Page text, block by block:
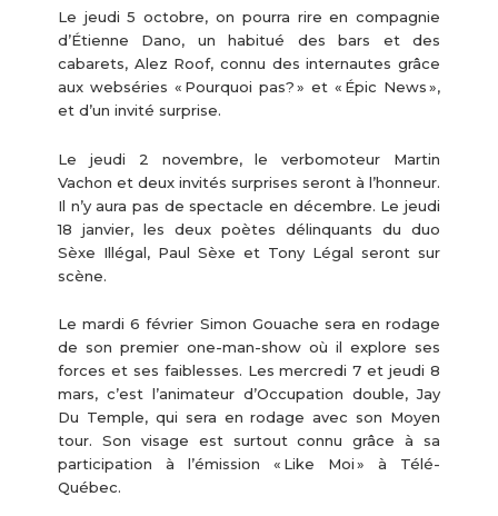
Le jeudi 5 octobre, on pourra rire en compagnie
d’Étienne Dano, un habitué des bars et des
cabarets, Alez Roof, connu des internautes grâce
aux webséries « Pourquoi pas? » et « Épic News »,
et d’un invité surprise.
Le jeudi 2 novembre, le verbomoteur Martin
Vachon et deux invités surprises seront à l’honneur.
Il n’y aura pas de spectacle en décembre. Le jeudi
18 janvier, les deux poètes délinquants du duo
Sèxe Illégal, Paul Sèxe et Tony Légal seront sur
scène.
Le mardi 6 février Simon Gouache sera en rodage
de son premier one-man-show où il explore ses
forces et ses faiblesses. Les mercredi 7 et jeudi 8
mars, c’est l’animateur d’Occupation double, Jay
Du Temple, qui sera en rodage avec son Moyen
tour. Son visage est surtout connu grâce à sa
participation à l’émission « Like Moi » à Télé-
Québec.